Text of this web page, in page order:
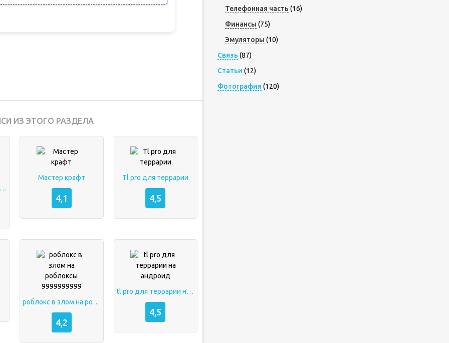
ИЗ ЭТОГО РАЗДЕЛА
impact на андроид
Мастер крафт
4,1
Tl pro для террарии
4,5
роблокс в злом на роблоксы 9999999999
4,2
tl pro для террарии на андроид
4,5
Телефонная часть (16)
Финансы (75)
Эмуляторы (10)
Связь (87)
Статьи (12)
Фотография (120)